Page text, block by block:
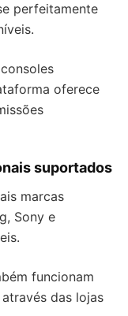
perfeitamente
oferece
suportados
marcas
Sony e
funcionam
das lojas